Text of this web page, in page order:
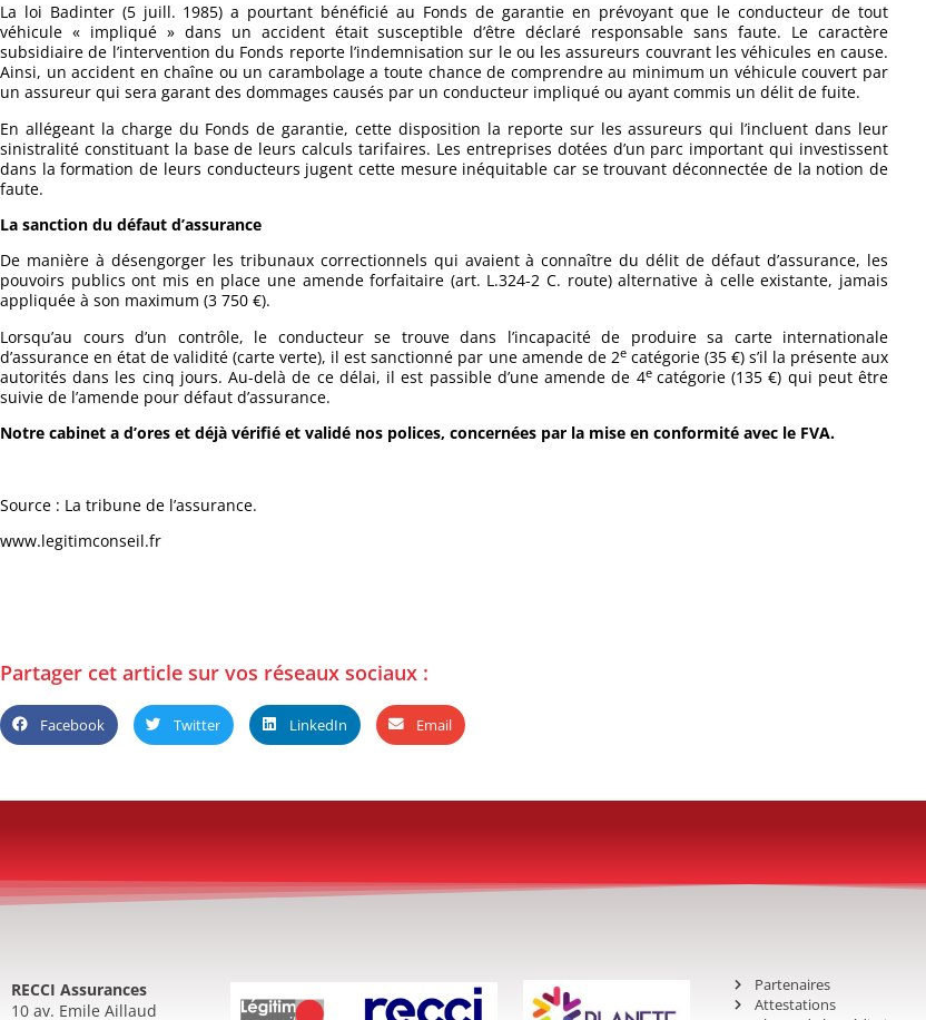
La loi Badinter (5 juill. 1985) a pourtant bénéficié au Fonds de garantie en prévoyant que le conducteur de tout
véhicule « impliqué » dans un accident était susceptible d’être déclaré responsable sans faute. Le caractère
subsidiaire de l’intervention du Fonds reporte l’indemnisation sur le ou les assureurs couvrant les véhicules en cause.
Ainsi, un accident en chaîne ou un carambolage a toute chance de comprendre au minimum un véhicule couvert par
un assureur qui sera garant des dommages causés par un conducteur impliqué ou ayant commis un délit de fuite.
En allégeant la charge du Fonds de garantie, cette disposition la reporte sur les assureurs qui l’incluent dans leur
sinistralité constituant la base de leurs calculs tarifaires. Les entreprises dotées d’un parc important qui investissent
dans la formation de leurs conducteurs jugent cette mesure inéquitable car se trouvant déconnectée de la notion de
faute.
La sanction du défaut d’assurance
De manière à désengorger les tribunaux correctionnels qui avaient à connaître du délit de défaut d’assurance, les
pouvoirs publics ont mis en place une amende forfaitaire (art. L.324-2 C. route) alternative à celle existante, jamais
appliquée à son maximum (3 750 €).
Lorsqu’au cours d’un contrôle, le conducteur se trouve dans l’incapacité de produire sa carte internationale
d’assurance en état de validité (carte verte), il est sanctionné par une amende de 2ecatégorie (35 €) s’il la présente aux
autorités dans les cinq jours. Au-delà de ce délai, il est passible d’une amende de 4e catégorie (135 €) qui peut être
suivie de l’amende pour défaut d’assurance.
Notre cabinet a d’ores et déjà vérifié et validé nos polices, concernées par la mise en conformité avec le FVA.
Source : La tribune de l’assurance.
www.legitimconseil.fr
Partager cet article sur vos réseaux sociaux :
Facebook Twitter LinkedIn Email
RECCI Assurances
10 av. Emile Aillaud
Partenaires
Attestations